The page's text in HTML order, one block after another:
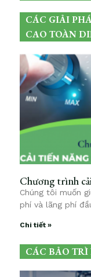
CÁC GIẢI
CAO TOÀN
Chương trình
Chúng tôi muốn
phí và lãng phí
Chi tiết »
CÁC BẢO